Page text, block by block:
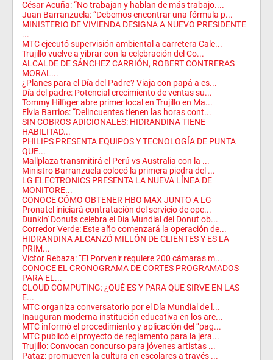
César Acuña: “No trabajan y hablan de más trabajo....
Juan Barranzuela: “Debemos encontrar una fórmula p...
MINISTERIO DE VIVIENDA DESIGNA A NUEVO PRESIDENTE
...
MTC ejecutó supervisión ambiental a carretera Cale...
Trujillo vuelve a vibrar con la celebración del Co...
ALCALDE DE SÁNCHEZ CARRIÓN, ROBERT CONTRERAS
MORAL...
¿Planes para el Día del Padre? Viaja con papá a es...
Día del padre: Potencial crecimiento de ventas su...
Tommy Hilfiger abre primer local en Trujillo en Ma...
Elvia Barrios: “Delincuentes tienen las horas cont...
SIN COBROS ADICIONALES: HIDRANDINA TIENE
HABILITAD...
PHILIPS PRESENTA EQUIPOS Y TECNOLOGÍA DE PUNTA
QUE...
Mallplaza transmitirá el Perú vs Australia con la ...
Ministro Barranzuela colocó la primera piedra del ...
LG ELECTRONICS PRESENTA LA NUEVA LÍNEA DE
MONITORE...
CONOCE CÓMO OBTENER HBO MAX JUNTO A LG
Pronatel iniciará contratación del servicio de ope...
Dunkin' Donuts celebra el Día Mundial del Donut ob...
Corredor Verde: Este año comenzará la operación de...
HIDRANDINA ALCANZÓ MILLÓN DE CLIENTES Y ES LA
PRIM...
Víctor Rebaza: “El Porvenir requiere 200 cámaras m...
CONOCE EL CRONOGRAMA DE CORTES PROGRAMADOS
PARA EL...
CLOUD COMPUTING: ¿QUÉ ES Y PARA QUE SIRVE EN LAS
E...
MTC organiza conversatorio por el Día Mundial de l...
Inauguran moderna institución educativa en los are...
MTC informó el procedimiento y aplicación del “pag...
MTC publicó el proyecto de reglamento para la jera...
Trujillo: Convocan concurso para jóvenes artistas ...
Pataz: promueven la cultura en escolares a través ...